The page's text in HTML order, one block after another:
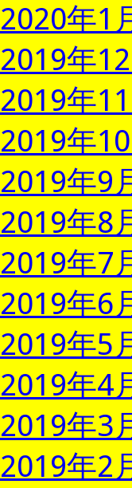
2020年1
2019年
2019年
2019年
2019年9
2019年8
2019年7
2019年6
2019年5
2019年4
2019年3
2019年2